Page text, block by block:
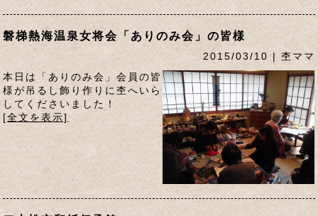
磐梯熱海温泉女将会「ありのみ会」の皆様
2015/03/10 | 杢ママ
本日は「ありのみ会」会員の皆
様が吊るし飾り作りに杢へいら
してくださいました！
[全文を表示]